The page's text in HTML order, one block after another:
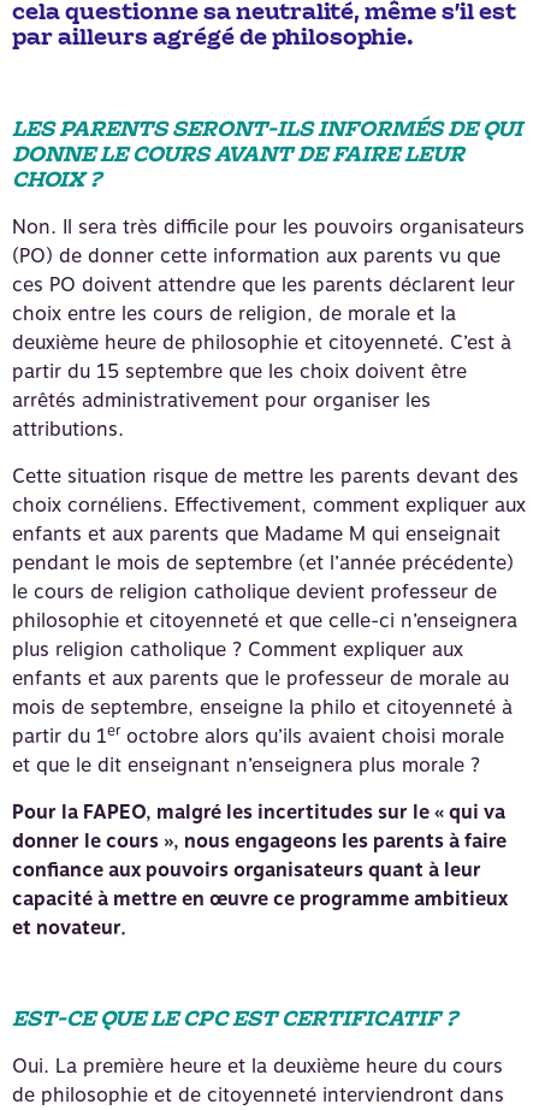
cela questionne sa neutralité, même s’il est
par ailleurs agrégé de philosophie.
LES PARENTS SERONT-ILS INFORMÉS DE QUI
DONNE LE COURS AVANT DE FAIRE LEUR
CHOIX ?
Non. Il sera très difficile pour les pouvoirs organisateurs
(PO) de donner cette information aux parents vu que
ces PO doivent attendre que les parents déclarent leur
choix entre les cours de religion, de morale et la
deuxième heure de philosophie et citoyenneté. C’est à
partir du 15 septembre que les choix doivent être
arrêtés administrativement pour organiser les
attributions.
Cette situation risque de mettre les parents devant des
choix cornéliens. Effectivement, comment expliquer aux
enfants et aux parents que Madame M qui enseignait
pendant le mois de septembre (et l’année précédente)
le cours de religion catholique devient professeur de
philosophie et citoyenneté et que celle-ci n’enseignera
plus religion catholique ? Comment expliquer aux
enfants et aux parents que le professeur de morale au
mois de septembre, enseigne la philo et citoyenneté à
partir du 1eroctobre alors qu’ils avaient choisi morale
et que le dit enseignant n’enseignera plus morale ?
Pour la FAPEO, malgré les incertitudes sur le « qui va
donner le cours », nous engageons les parents à faire
confiance aux pouvoirs organisateurs quant à leur
capacité à mettre en œuvre ce programme ambitieux
et novateur.
EST-CE QUE LE CPC EST CERTIFICATIF ?
Oui. La première heure et la deuxième heure du cours
de philosophie et de citoyenneté interviendront dans